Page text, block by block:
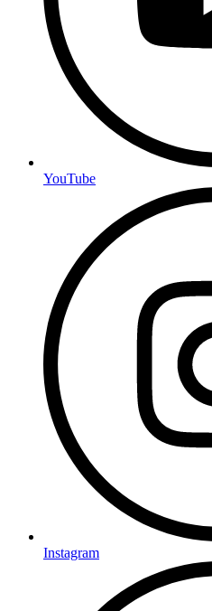
YouTube
Instagram